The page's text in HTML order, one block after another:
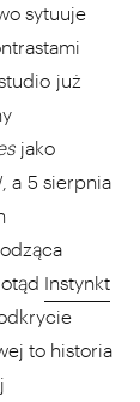
sytuuje
już
jako
a 5 sierpnia
Instynkt
to historia